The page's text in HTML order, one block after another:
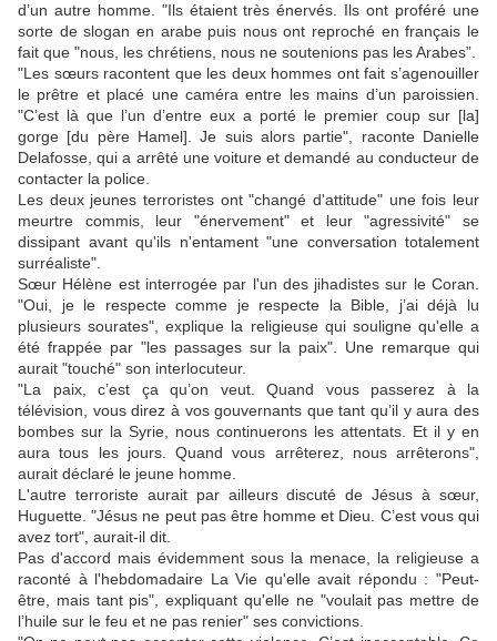
d’un autre homme. "Ils étaient très énervés. Ils ont proféré une
sorte de slogan en arabe puis nous ont reproché en français le
fait que "nous, les chrétiens, nous ne soutenions pas les Arabes”.
"Les sœurs racontent que les deux hommes ont fait s’agenouiller
le prêtre et placé une caméra entre les mains d’un paroissien.
"C’est là que l’un d’entre eux a porté le premier coup sur [la]
gorge [du père Hamel]. Je suis alors partie", raconte Danielle
Delafosse, qui a arrêté une voiture et demandé au conducteur de
contacter la police.
Les deux jeunes terroristes ont "changé d'attitude" une fois leur
meurtre commis, leur "énervement" et leur "agressivité" se
dissipant avant qu'ils n'entament "une conversation totalement
surréaliste".
Sœur Hélène est interrogée par l'un des jihadistes sur le Coran.
"Oui, je le respecte comme je respecte la Bible, j’ai déjà lu
plusieurs sourates", explique la religieuse qui souligne qu'elle a
été frappée par "les passages sur la paix". Une remarque qui
aurait "touché" son interlocuteur.
"La paix, c’est ça qu’on veut. Quand vous passerez à la
télévision, vous direz à vos gouvernants que tant qu’il y aura des
bombes sur la Syrie, nous continuerons les attentats. Et il y en
aura tous les jours. Quand vous arrêterez, nous arrêterons",
aurait déclaré le jeune homme.
L'autre terroriste aurait par ailleurs discuté de Jésus à sœur,
Huguette. "Jésus ne peut pas être homme et Dieu. C’est vous qui
avez tort", aurait-il dit.
Pas d'accord mais évidemment sous la menace, la religieuse a
raconté à l'hebdomadaire La Vie qu'elle avait répondu : "Peut-
être, mais tant pis", expliquant qu'elle ne "voulait pas mettre de
l’huile sur le feu et ne pas renier" ses convictions.